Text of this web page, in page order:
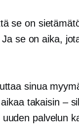
se on
se on aika,
sinua
takaisin –
palvelun